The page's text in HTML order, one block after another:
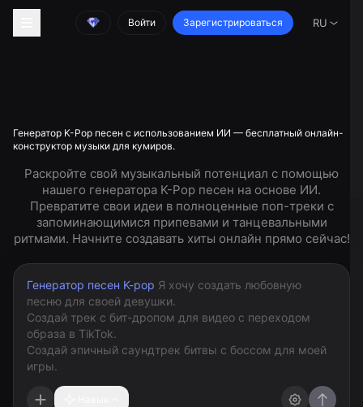
Войти Зарегистрироваться RU
Генератор K-Pop песен с использованием ИИ — бесплатный онлайн-
конструктор музыки для кумиров.
Раскройте свой музыкальный потенциал с помощью
нашего генератора K-Pop песен на основе ИИ.
Превратите свои идеи в полноценные поп-треки с
запоминающимися припевами и танцевальными
ритмами. Начните создавать хиты онлайн прямо сейчас!
Генератор песен K-pop